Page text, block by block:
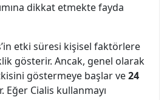
dikkat etmekte fayda
etki süresi kişisel faktörlere
gösterir. Ancak, genel olarak
göstermeye başlar ve24
Eğer Cialis kullanmayı